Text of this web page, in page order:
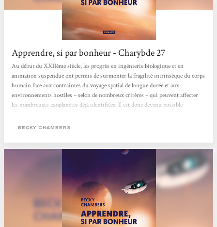
Apprendre, si par bonheur - Charybde 27
Au début du XXIIème siècle, les progrès en ingénierie biologique et en
animation suspendue ont permis de surmonter la fragilité intrinsèque du corps
humain face aux contraintes du voyage spatial de longue durée et aux
environnements hostiles – selon de nombreux critères – qui peuvent affecter
les nombreuses exoplanètes déjà identifiées. Il est donc devenu possible
L’un d’eux, dont fait partie la narratrice Ariadne O’Neill, ingénieure de vol, a
BECKY CHAMBERS